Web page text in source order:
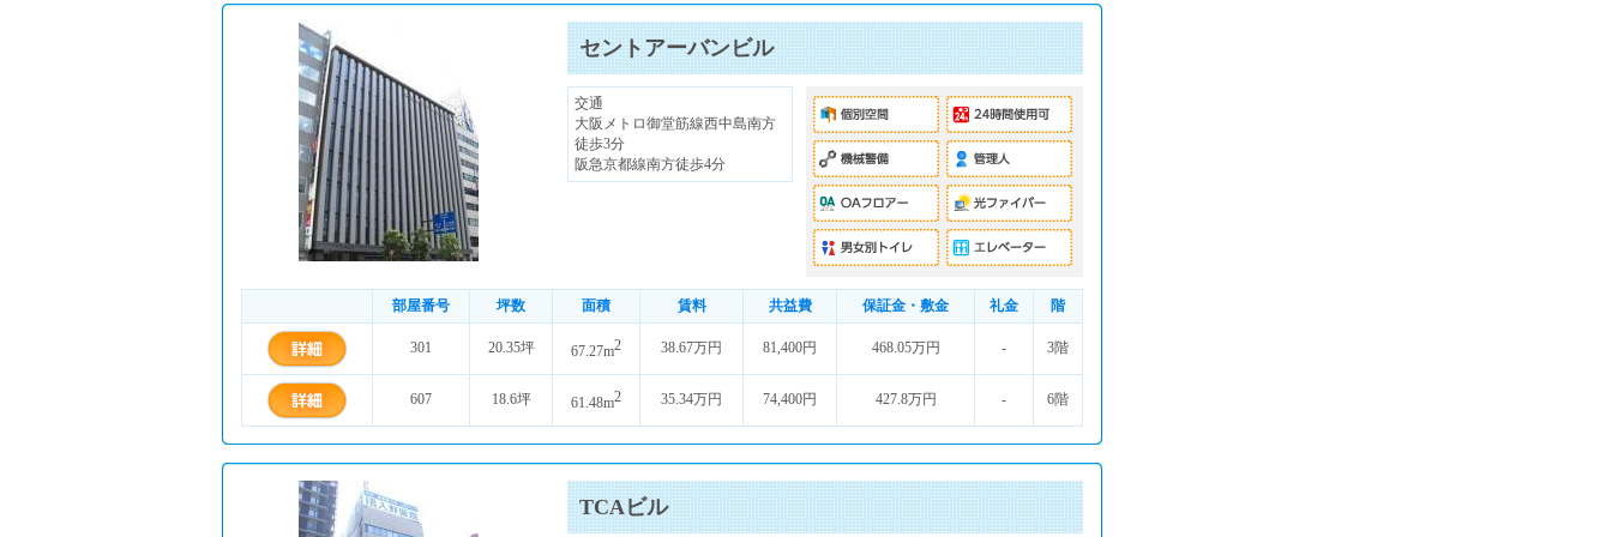
セントアーバンビル
交通
大阪メトロ御堂筋線西中島南方
徒歩3分
阪急京都線南方徒歩4分
部屋番号 坪数 面積 賃料 共益費 保証金・敷金 礼金 階
301 20.35坪 67.27m2 38.67万円 81,400円 468.05万円 - 3階
607 18.6坪 61.48m2 35.34万円 74,400円 427.8万円 - 6階
TCAビル